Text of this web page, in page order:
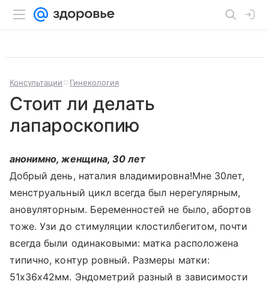
Консультации Гинекология
Стоит ли делать
лапароскопию
анонимно, женщина, 30 лет
Добрый день, наталия владимировна!Мне 30лет,
менструальный цикл всегда был нерегулярным,
ановуляторным. Беременностей не было, абортов
тоже. Узи до стимуляции клостилбегитом, почти
всегда были одинаковыми: матка расположена
типично, контур ровный. Размеры матки:
51x36x42мм. Эндометрий разный в зависимости